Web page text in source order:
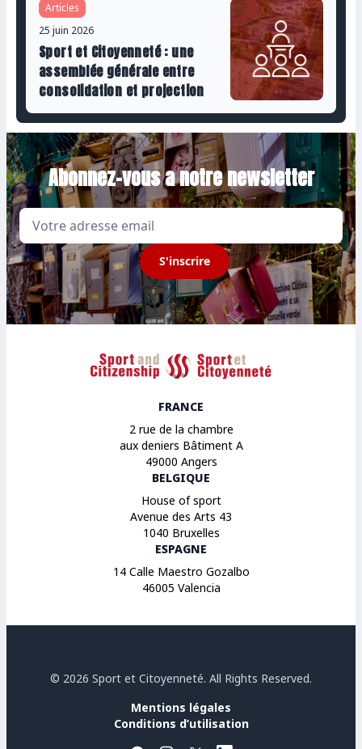
Articles
25 juin 2026
Sport et Citoyenneté : une
assemblée générale entre
consolidation et projection
Abonnez-vous a notre newsletter
S'inscrire
Sport et Citoyenneté
FRANCE
2 rue de la chambre
aux deniers Bâtiment A
49000 Angers
BELGIQUE
House of sport
Avenue des Arts 43
1040 Bruxelles
ESPAGNE
14 Calle Maestro Gozalbo
46005 Valencia
© 2026 Sport et Citoyenneté. All Rights Reserved.
Mentions légales
Conditions d’utilisation